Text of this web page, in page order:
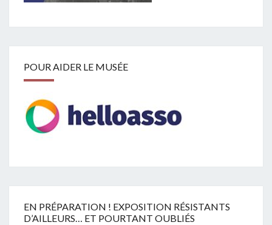
POUR AIDER LE MUSÉE
EN PRÉPARATION ! EXPOSITION RÉSISTANTS
D’AILLEURS… ET POURTANT OUBLIÉS